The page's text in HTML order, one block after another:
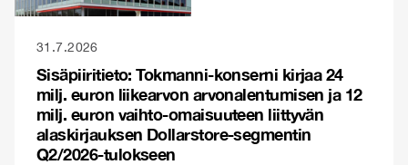
31.7.2026
Sisäpiiritieto: Tokmanni-konserni kirjaa 24
milj. euron liikearvon arvonalentumisen ja 12
milj. euron vaihto-omaisuuteen liittyvän
alaskirjauksen Dollarstore-segmentin
Q2/2026-tulokseen